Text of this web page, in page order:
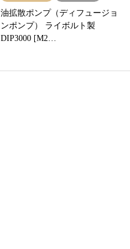
油拡散ポンプ（ディフュージョ
ンポンプ） ライボルト製
DIP3000 [M2…